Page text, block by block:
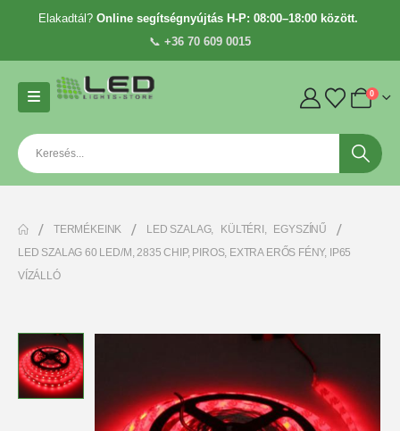
Elakadtál? Online segítségnyújtás H-P: 08:00–18:00 között.
📞 +36 70 609 0015
0
TERMÉKEINK LED SZALAG, KÜLTÉRI ,
EGYSZÍNŰ
LED SZALAG 60 LED/M, 2835 CHIP, PIROS, EXTRA ERŐS FÉNY, IP65
VÍZÁLLÓ